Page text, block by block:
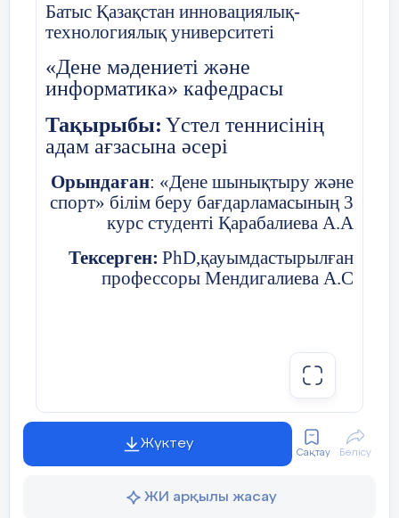
I.Кіріспе.
Үстел теннисі (Пинг-понг) – белгілі
ғимарат ішінде, арнайы ойын үстелінде
арнайы ракеткамен ойналатын,
шапшаңдыққа бағытталған спорт түрі.
Батыс Қазақстан инновациялық-
технологиялық университеті
«Дене мәдениеті және
информатика» кафедрасы
Тақырыбы: Үстел теннисінің
адам ағзасына әсері
Орындаған: «Дене шынықтыру және
спорт» білім беру бағдарламасының 3
курс студенті Қарабалиева А.А
Тексерген: PhD,қауымдастырылған
профессоры Мендигалиева А.С
Орал-2024 жыл
Жүктеу
Сақтау Бөлісу
ЖИ арқылы жасау